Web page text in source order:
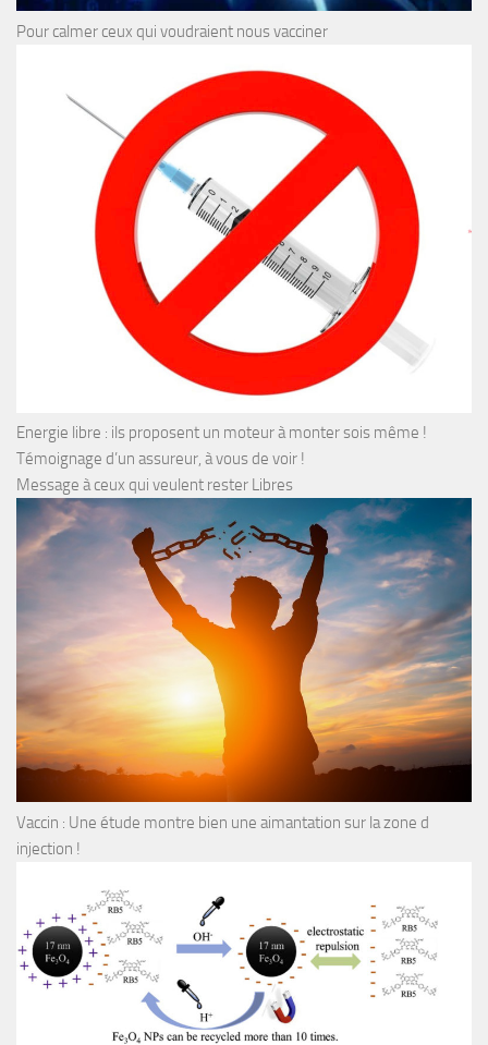
Pour calmer ceux qui voudraient nous vacciner
Energie libre : ils proposent un moteur à monter sois même !
Témoignage d’un assureur, à vous de voir !
Message à ceux qui veulent rester Libres
Vaccin : Une étude montre bien une aimantation sur la zone d
injection !